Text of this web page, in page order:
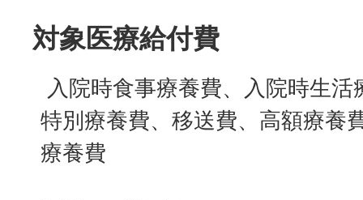
対象医療給付費
入院時食事療養費、入院時生
特別療養費、移送費、高額療養
療養費